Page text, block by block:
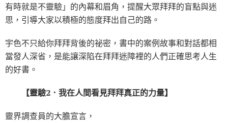
有時就是不靈驗」的內幕和眉角，提醒大眾拜拜的盲點與迷
思，引導大家以積極的態度拜出自己的路。
宇色不只給你拜拜背後的祕密，書中的案例故事和對話都相
當發人深省，是能讓深陷在拜拜迷障裡的人們正確思考人生
的好書。
【靈驗2．我在人間看見拜拜真正的力量】
靈界調查員的大膽宣言，